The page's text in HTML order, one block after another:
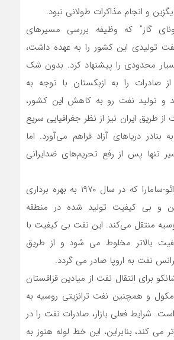
و انجام مذاکرات طولانی نبود.
گاز” که وظیفه بررسی مسیرهای
تولیدی این کشور را به عهده داشت،
محدودی را پیشنهاد کرد. بدون شک
صادرات را به ازبکستان با توجه به
و تولید نفت رو به کاهش این کشور،
طریق ایران نیز از نظر جغرافیایی سریع
بنادر دریاهای آزاد فراهم می‌آورد. اما
تنها پس از رفع تحریم‌های ضدایرانی
خط لوله اوزن-آتیرائو-سامارا که در سال ۱۹۷۰ به بهره برداری
و بی کیفیت تولید شده در منطقه
منتقل می‌کند. این نفت بی کیفیت با
بالاتر مخلوط می شود و از طریق
نفت به اروپا صادر می گردد.
برای انتقال نفت از میادین قزاقستان
و همچنین نفت ترانزیتی روسیه به
شرایط فعلی بازار، صادرات نفت را در
کند، بنابراین، این خط لوله هنوز به